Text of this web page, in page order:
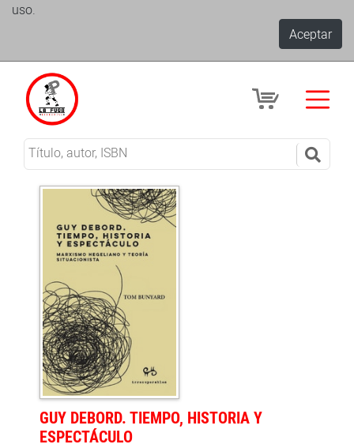
uso.
Aceptar
GUY DEBORD. TIEMPO, HISTORIA Y
ESPECTÁCULO